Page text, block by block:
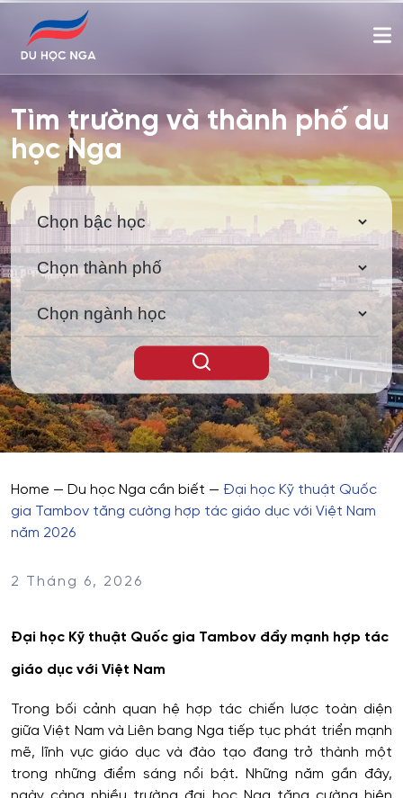
Tìm trường và thành phố du
học Nga
Home — Du học Nga cần biết — Đại học Kỹ thuật Quốc
gia Tambov tăng cường hợp tác giáo dục với Việt Nam
năm 2026
2 Tháng 6, 2026
Đại học Kỹ thuật Quốc gia Tambov đẩy mạnh hợp tác
giáo dục với Việt Nam
Trong bối cảnh quan hệ hợp tác chiến lược toàn diện
giữa Việt Nam và Liên bang Nga tiếp tục phát triển mạnh
mẽ, lĩnh vực giáo dục và đào tạo đang trở thành một
trong những điểm sáng nổi bật. Những năm gần đây,